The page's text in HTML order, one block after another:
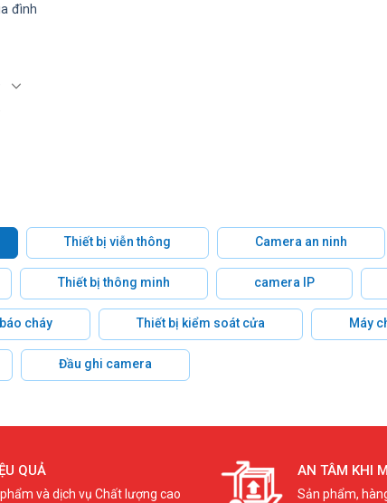
đình
Thiết bị viễn thông Camera an ninh
Thiết bị thông minh camera IP
cháy Thiết bị kiểm soát cửa Máy
Đầu ghi camera
QUẢ
và dịch vụ Chất lượng cao
AN TÂM KHI
Sản phẩm,